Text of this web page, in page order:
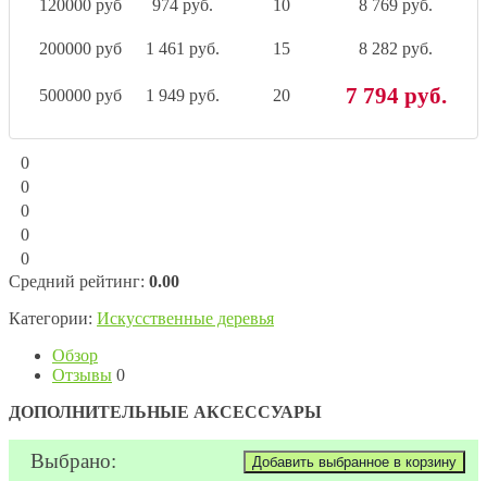
120000 руб 974 руб. 10 8 769 руб.
200000 руб 1 461 руб. 15 8 282 руб.
500000 руб 1 949 руб. 20 7 794 руб.
0
0
0
0
0
Средний рейтинг: 0.00
Категории: Искусственные деревья
Обзор
Отзывы 0
ДОПОЛНИТЕЛЬНЫЕ АКСЕССУАРЫ
Выбрано: